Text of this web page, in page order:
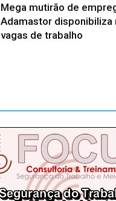
Mega mutirão de
Adamastor disponibiliza
vagas de trabalho